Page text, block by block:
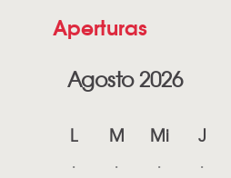
Aperturas
Agosto 2026
L M Mi J